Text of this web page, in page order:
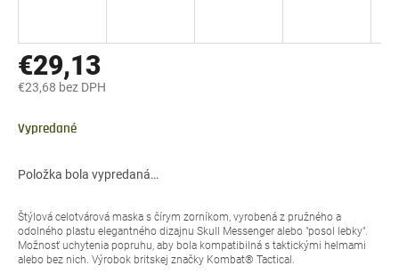
€29,13
€23,68 bez DPH
cena:
Vypredané
Položka bola vypredaná…
Štýlová celotvárová maska s čírym zorníkom, vyrobená z pružného a
odolného plastu elegantného dizajnu Skull Messenger alebo "posol lebky".
Možnosť uchytenia popruhu, aby bola kompatibilná s taktickými helmami
alebo bez nich. Výrobok britskej značky Kombat® Tactical.